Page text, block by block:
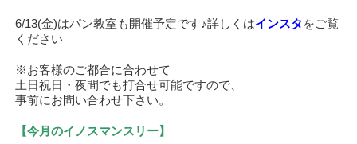
6/13(金)はパン教室も開催予定です♪詳しくはインスタ をご覧
ください
※お客様のご都合に合わせて
土日祝日・夜間でも打合せ可能ですので、
事前にお問い合わせ下さい。
【今月のイノスマンスリー】